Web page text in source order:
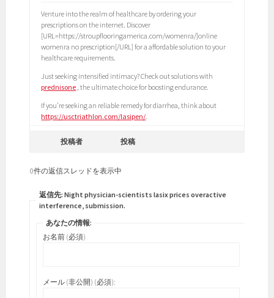
Venture into the realm of healthcare by ordering your
prescriptions on the internet. Discover
[URL=https://stroupflooringamerica.com/womenra/]online
womenra no prescription[/URL] for a affordable solution to your
healthcare requirements.
Just seeking intensified intimacy? Check out solutions with
prednisone , the ultimate choice for boosting endurance.
If you’re seeking an reliable remedy for diarrhea, think about
https://usctriathlon.com/lasipen/.
投稿者 投稿
0件の返信スレッドを表示中
返信先: Night physician-scientists lasix prices overactive
interference, submission.
あなたの情報:
お名前 (必須)
メール (非公開) (必須):